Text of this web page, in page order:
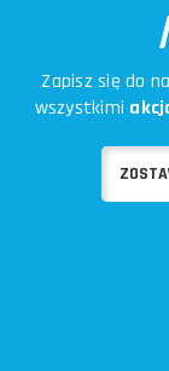
Zapisz się do
wszystkimi